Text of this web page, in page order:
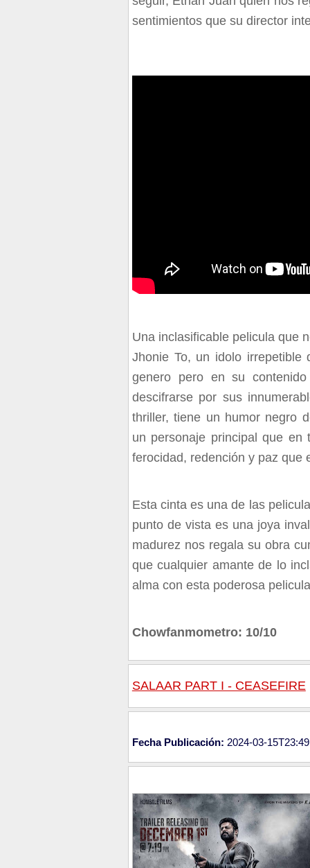
sentimientos que su director
Una inclasificable pelicula que
Jhonie To, un idolo
genero pero en su
descifrarse por sus
thriller, tiene un humor negro
un personaje principal que en
ferocidad, redención y paz que
Esta cinta es una de las
punto de vista es una joya
madurez nos regala su obra
que cualquier amante de lo
alma con esta poderosa
Chowfanmometro: 10/10
SALAAR PART I - CEASEFIRE
Fecha Publicación: 2024-03-